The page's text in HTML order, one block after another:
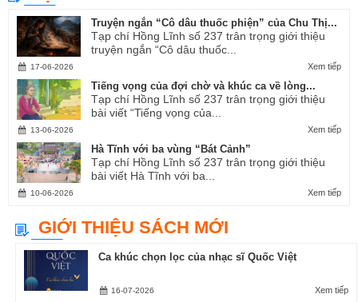
Truyện ngắn “Cô dâu thuốc phiện” của Chu Thị...
Tạp chí Hồng Lĩnh số 237 trân trọng giới thiệu
truyện ngắn “Cô dâu thuốc...
Xem tiếp
17-06-2026
Tiếng vọng của đợi chờ và khúc ca về lòng...
Tạp chí Hồng Lĩnh số 237 trân trọng giới thiệu
bài viết “Tiếng vọng của...
Xem tiếp
13-06-2026
Hà Tĩnh với ba vùng “Bát Cảnh”
Tạp chí Hồng Lĩnh số 237 trân trọng giới thiệu
bài viết Hà Tĩnh với ba...
Xem tiếp
10-06-2026
GIỚI THIỆU SÁCH MỚI
Ca khúc chọn lọc của nhạc sĩ Quốc Việt
Xem tiếp
16-07-2026